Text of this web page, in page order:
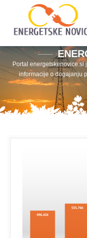
Portal
informacije o dogajanju